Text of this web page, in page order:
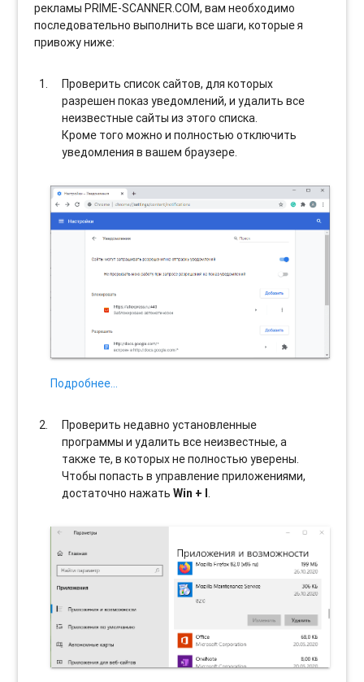
рекламы PRIME-SCANNER.COM, вам необходимо
последовательно выполнить все шаги, которые я
привожу ниже:
Проверить список сайтов, для которых
разрешен показ уведомлений, и удалить все
неизвестные сайты из этого списка.
Кроме того можно и полностью отключить
уведомления в вашем браузере.
Подробнее…
Проверить недавно установленные
программы и удалить все неизвестные, а
также те, в которых не полностью уверены.
Чтобы попасть в управление приложениями,
достаточно нажатьWin + I.